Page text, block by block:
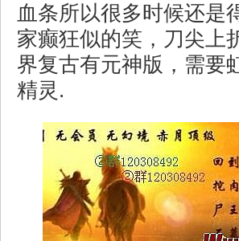
血条所以很多时候还是
家癫狂似的笑，刀尖上
界复古有元神版，需要
精灵.